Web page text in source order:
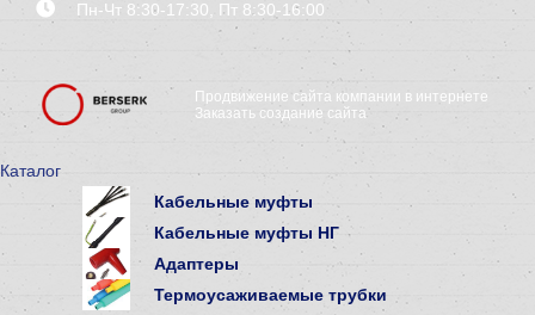
Пн-Чт 8:30-17:30, Пт 8:30-16:00
Продвижение сайта компании в интернете
Заказать создание сайта
Каталог
Кабельные муфты
Кабельные муфты НГ
Адаптеры
Термоусаживаемые трубки